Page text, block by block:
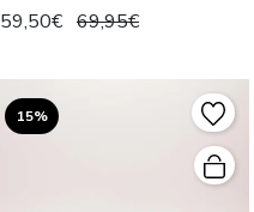
59,50€ 69,95€
15%